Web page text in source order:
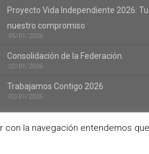
Proyecto Vida Independiente 2026:
nuestro compromiso
05/01/2026
Consolidación de la Federación.
02/01/2026
Trabajamos Contigo 2026
02/01/2026
la navegación entendemos